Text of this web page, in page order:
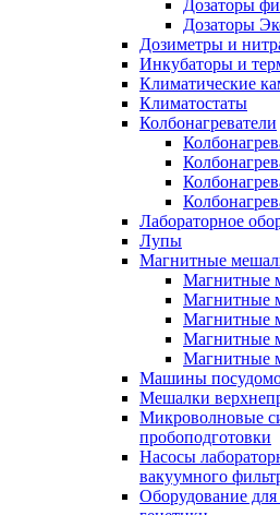
Дозаторы
Дозаторы
Дозиметры и
Инкубаторы и
Климатические
Климатостаты
Колбонагреватели
Лабораторное
Лупы
Магнитные
Магнитные
Магнитные
Магнитные
Магнитные
Магнитные
Машины
Мешалки
Микроволновые
пробоподготовки
Насосы
вакуумного
Оборудование